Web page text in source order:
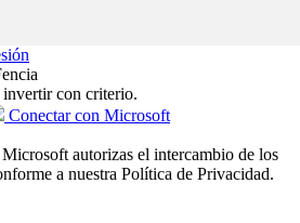
invertir con criterio.
Conectar con Microsoft
autorizas el intercambio de los
a nuestra Política de Privacidad.